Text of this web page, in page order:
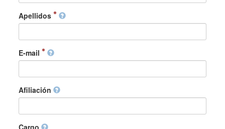
Apellidos
E-mail
Afiliación
Cargo